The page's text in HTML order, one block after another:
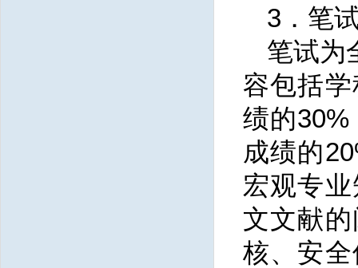
3．笔
笔试为
容包括
绩的
成绩的
宏观专
文文献
核、安